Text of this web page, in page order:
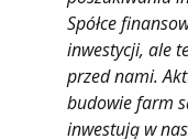
Spółce
inwestycji, ale
przed nami.
budowie farm
inwestują w